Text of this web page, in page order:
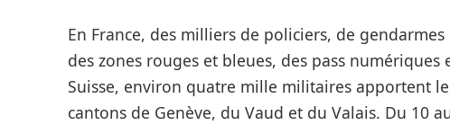
En France, des milliers de policiers, de
des zones rouges et bleues, des pass numériques
Suisse, environ quatre mille militaires apportent
cantons de Genève, du Vaud et du Valais. Du 10